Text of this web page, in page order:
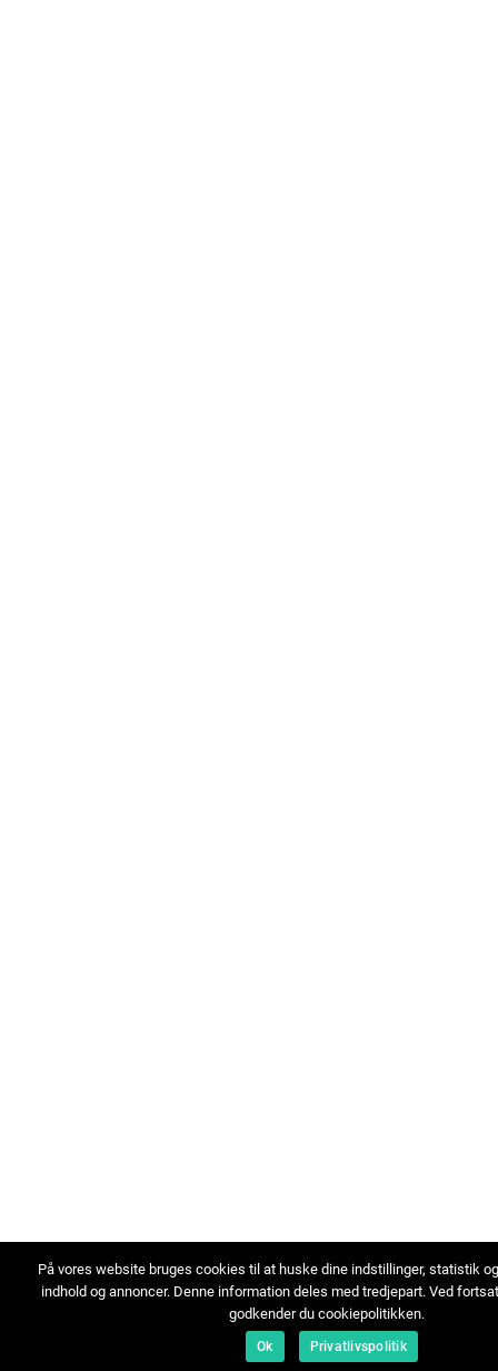
På vores website bruges cookies til at huske dine indstillinger, statistik
indhold og annoncer. Denne information deles med tredjepart. Ved
godkender du cookiepolitikken.
Ok Privatlivspolitik